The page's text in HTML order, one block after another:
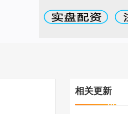
相关更新